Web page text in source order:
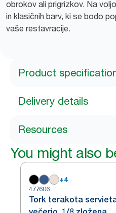
obrokov ali prigrizkov. Na
in klasičnih barv, ki se bodo
vaše restavracije.
Product
Delivery details
Resources
You might also
+4
477606
Tork terakota